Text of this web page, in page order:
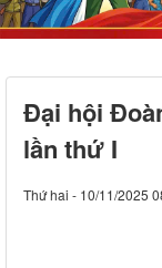
Đại hội
lần thứ I
Thứ hai - 10/11/2025